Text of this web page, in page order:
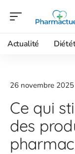
Actualité
26 novembre 2025
Ce qui
des